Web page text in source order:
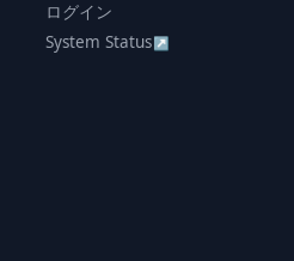
ログイン
System Status↗